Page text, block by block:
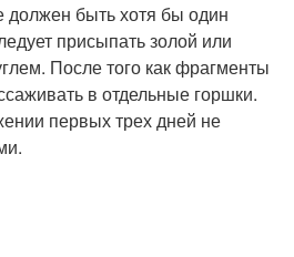
быть хотя бы один
присыпать золой или
После того как фрагменты
в отдельные горшки.
первых трех дней не